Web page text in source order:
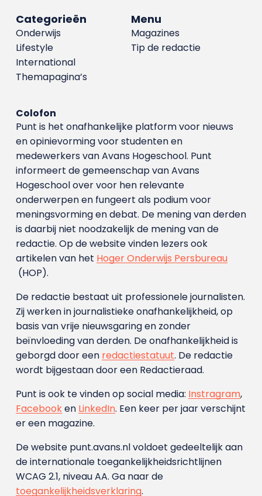
Menu
Magazines
Tip de redactie
Categorieën
Onderwijs
Lifestyle
International
Themapagina’s
Colofon
Punt is het onafhankelijke platform voor nieuws
en opinievorming voor studenten en
medewerkers van Avans Hoge­school. Punt
informeert de gemeenschap van Avans
Hogeschool over voor hen relevante
onderwerpen en fungeert als podium voor
meningsvorming en debat. De mening van derden
is daarbij niet noodzakelijk de mening van de
redactie. Op de website vinden lezers ook
artikelen van het Hoger Onderwijs Persbureau
(HOP).
De redactie bestaat uit professionele journalisten.
Zij werken in journalistieke onafhankelijkheid, op
basis van vrije nieuwsgaring en zonder
beïnvloeding van derden. De onafhankelijkheid is
geborgd door een redactiestatuut. De redactie
wordt bijgestaan door een Redactieraad.
Punt is ook te vinden op social media: Instragram,
Facebooken LinkedIn. Een keer per jaar verschijnt
er een magazine.
De website punt.avans.nl voldoet gedeeltelijk aan
de internationale toegankelijkheidsrichtlijnen
WCAG 2.1, niveau AA. Ga naar de
toegankelijkheidsverklaring.